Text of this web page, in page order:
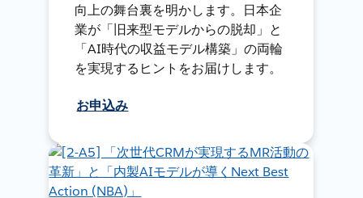
向上の舞台裏を明かします。日本企
業が「旧来型モデルからの脱却」と
「AI時代の収益モデル構築」の両輪
を実現するヒントをお届けします。
お申込み